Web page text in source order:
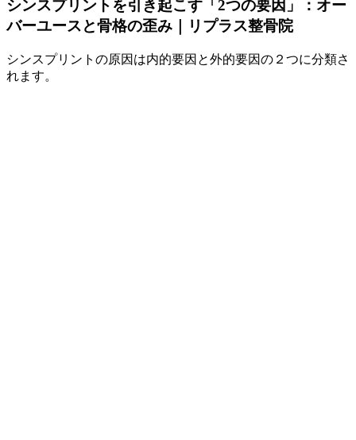
シンスプリントを引き起こす「2つの要因」：オー
バーユースと骨格の歪み｜リプラス整骨院
シンスプリントの原因は内的要因と外的要因の２つに分類さ
れます。